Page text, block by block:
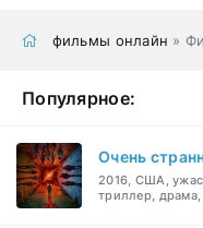
фильмы онлайн »
Популярное:
Очень
2016, США,
триллер, драма,